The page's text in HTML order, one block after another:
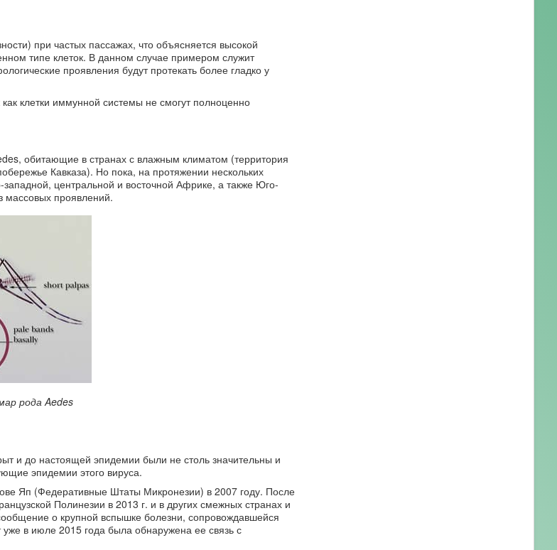
при частых пассажах, что объясняется высокой
типе клеток. В данном случае примером служит
проявления будут протекать более гладко у
клетки иммунной системы не смогут полноценно
обитающие в странах с влажным климатом (территория
Кавказа). Но пока, на протяжении нескольких
центральной и восточной Африке, а также Юго-
массовых проявлений.
рода Aedes
и до настоящей эпидемии были не столь значительны и
эпидемии этого вируса.
Яп (Федеративные Штаты Микронезии) в 2007 году. После
Полинезии в 2013 г. и в других смежных странах и
о крупной вспышке болезни, сопровождавшейся
в июле 2015 года была обнаружена ее связь с